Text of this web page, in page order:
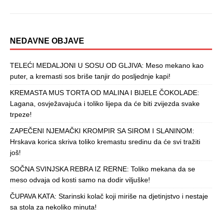
NEDAVNE OBJAVE
TELEĆI MEDALJONI U SOSU OD GLJIVA: Meso mekano kao
puter, a kremasti sos briše tanjir do posljednje kapi!
KREMASTA MUS TORTA OD MALINA I BIJELE ČOKOLADE:
Lagana, osvježavajuća i toliko lijepa da će biti zvijezda svake
trpeze!
ZAPEČENI NJEMAČKI KROMPIR SA SIROM I SLANINOM:
Hrskava korica skriva toliko kremastu sredinu da će svi tražiti
još!
SOČNA SVINJSKA REBRA IZ RERNE: Toliko mekana da se
meso odvaja od kosti samo na dodir viljuške!
ČUPAVA KATA: Starinski kolač koji miriše na djetinjstvo i nestaje
sa stola za nekoliko minuta!